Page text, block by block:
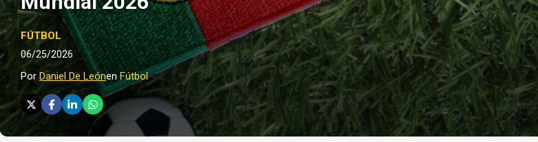
FÚTBOL
06/25/2026
Por Daniel De LeónenFútbol